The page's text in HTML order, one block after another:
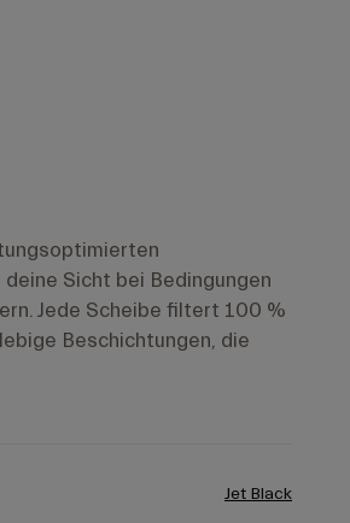
Sicht bei Bedingungen
Jede Scheibe filtert 100 %
Beschichtungen, die
Jet Black